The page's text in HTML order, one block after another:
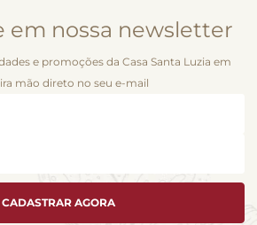
em nossa newsletter
e promoções da Casa Santa Luzia em
mão direto no seu e-mail
CADASTRAR AGORA